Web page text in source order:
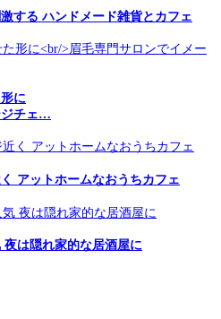
する ハンドメード雑貨とカフェ
に
ジチェ…
アットホームなおうちカフェ
夜は隠れ家的な居酒屋に